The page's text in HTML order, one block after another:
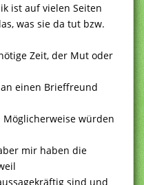
ist auf vielen Seiten
was sie da tut bzw.
Zeit, der Mut oder
einen Brieffreund
würden
mir haben die
sind und